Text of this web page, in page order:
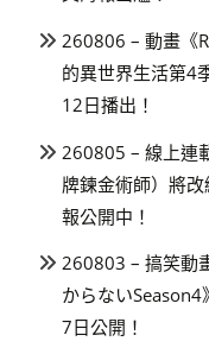
260806 – 動畫《
的異世界生活第4
12日播出！
260805 – 線上連
牌鍊金術師）將
報公開中！
260803 – 搞笑動
からない
7日公開！